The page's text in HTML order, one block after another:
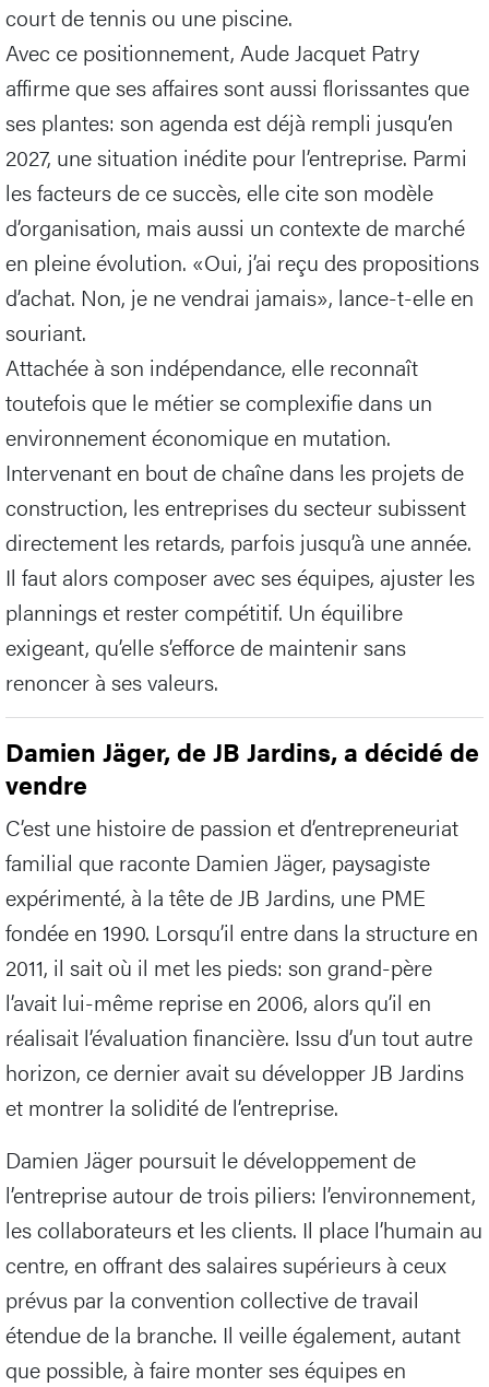
court de tennis ou une piscine.
Avec ce positionnement, Aude Jacquet Patry
affirme que ses affaires sont aussi florissantes que
ses plantes: son agenda est déjà rempli jusqu’en
2027, une situation inédite pour l’entreprise. Parmi
les facteurs de ce succès, elle cite son modèle
d’organisation, mais aussi un contexte de marché
en pleine évolution. «Oui, j’ai reçu des propositions
d’achat. Non, je ne vendrai jamais», lance-t-elle en
souriant.
Attachée à son indépendance, elle reconnaît
toutefois que le métier se complexifie dans un
environnement économique en mutation.
Intervenant en bout de chaîne dans les projets de
construction, les entreprises du secteur subissent
directement les retards, parfois jusqu’à une année.
Il faut alors composer avec ses équipes, ajuster les
plannings et rester compétitif. Un équilibre
exigeant, qu’elle s’efforce de maintenir sans
renoncer à ses valeurs.
Damien Jäger, de JB Jardins, a décidé de
vendre
C’est une histoire de passion et d’entrepreneuriat
familial que raconte Damien Jäger, paysagiste
expérimenté, à la tête de JB Jardins, une PME
fondée en 1990. Lorsqu’il entre dans la structure en
2011, il sait où il met les pieds: son grand-père
l’avait lui-même reprise en 2006, alors qu’il en
réalisait l’évaluation financière. Issu d’un tout autre
horizon, ce dernier avait su développer JB Jardins
et montrer la solidité de l’entreprise.
Damien Jäger poursuit le développement de
l’entreprise autour de trois piliers: l’environnement,
les collaborateurs et les clients. Il place l’humain au
centre, en offrant des salaires supérieurs à ceux
prévus par la convention collective de travail
étendue de la branche. Il veille également, autant
que possible, à faire monter ses équipes en